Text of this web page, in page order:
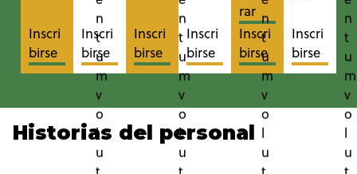
Inscri
birse
Inscri
birse
Inscri
birse
Inscri
birse
rar
Inscri
birse
Inscri
birse
Historias del personal
n
t
u
m
v
o
l
u
n
t
u
m
v
o
l
u
n
t
u
m
v
o
l
u
n
t
u
m
v
o
l
u